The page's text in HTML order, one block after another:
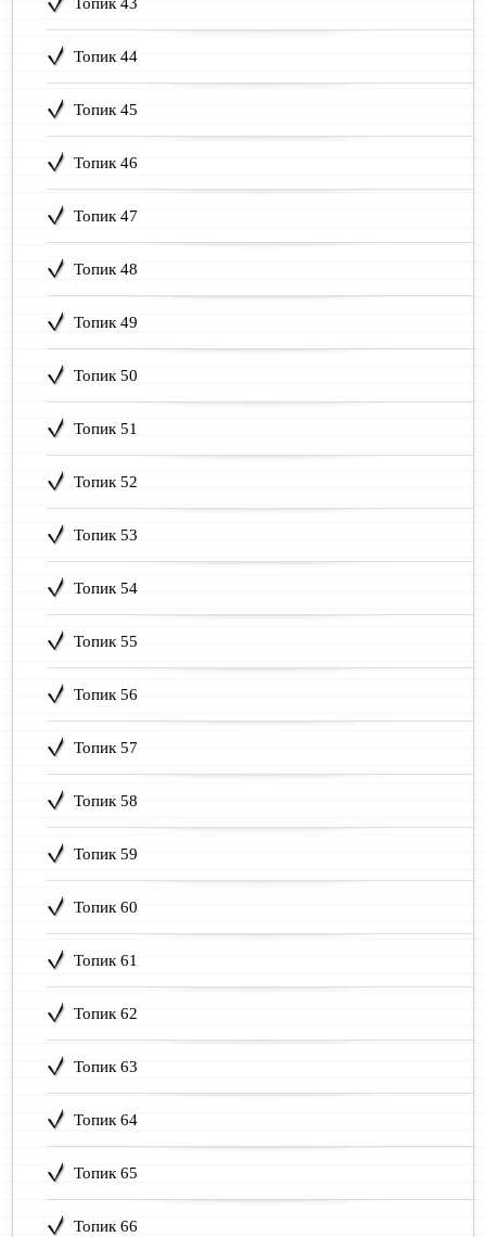
Топик 44
Топик 45
Топик 46
Топик 47
Топик 48
Топик 49
Топик 50
Топик 51
Топик 52
Топик 53
Топик 54
Топик 55
Топик 56
Топик 57
Топик 58
Топик 59
Топик 60
Топик 61
Топик 62
Топик 63
Топик 64
Топик 65
Топик 66